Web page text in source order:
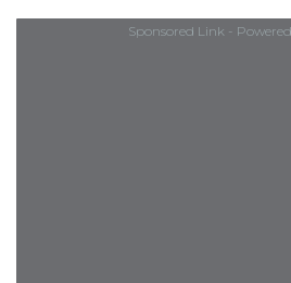
Sponsored Link -